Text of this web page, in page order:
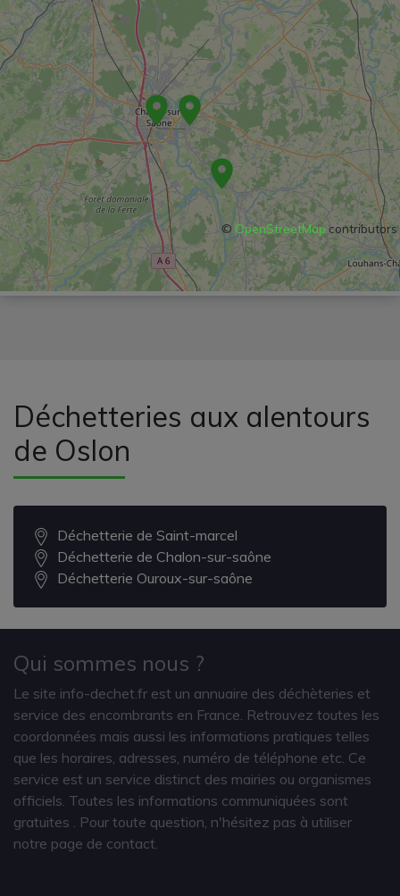
© OpenStreetMap contributors
Déchetteries aux alentours
de Oslon
Déchetterie de Saint-marcel
Déchetterie de Chalon-sur-saône
Déchetterie Ouroux-sur-saône
Qui sommes nous ?
Le site info-dechet.fr est un annuaire des déchèteries et
service des encombrants en France. Retrouvez toutes les
coordonnées mais aussi les informations pratiques telles
que les horaires, adresses, numéro de téléphone etc. Ce
service est un service distinct des mairies ou organismes
officiels. Toutes les informations communiquées sont
gratuites
. Pour toute question, n'hésitez pas à utiliser
notre page de contact.